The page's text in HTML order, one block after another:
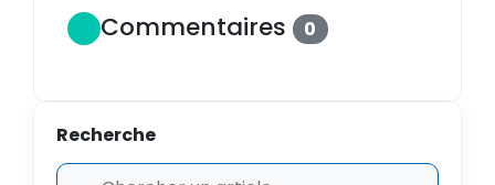
Commentaires 0
Recherche